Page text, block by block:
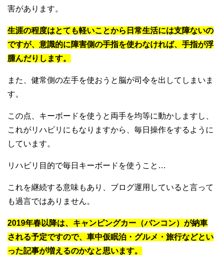
害があります。
生涯の程度はとても軽いことから日常生活には支障ないの
ですが、意識的に障害側の手指を使わなければ、手指が浮
腫んだりします。
また、健常側の左手を使おうと脳が司令を出してしまいま
す。
この点、キーボードを使うと両手を均等に動かしますし、
これがリハビリにもなりますから、毎日操作をするように
しています。
リハビリ目的で毎日キーボードを使うこと…
これを継続する意味もあり、ブログ運用していると言って
も過言ではありません。
2019年春以降は、キャンピングカー（バンコン）が納車
される予定ですので、車中仮眠泊・グルメ・旅行などとい
った記事が増えるのかなと思います。